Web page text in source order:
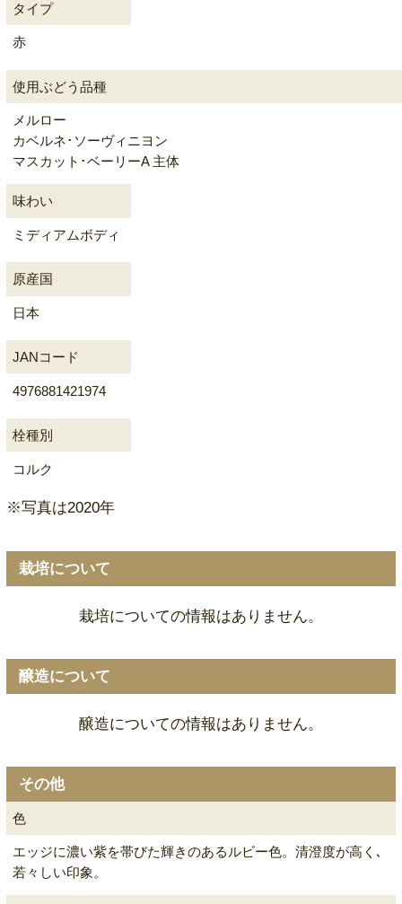
タイプ
赤
使用ぶどう品種
メルロー
カベルネ･ソーヴィニヨン
マスカット･ベーリーA 主体
味わい
ミディアムボディ
原産国
日本
JANコード
4976881421974
栓種別
コルク
※写真は2020年
栽培について
栽培についての情報はありません。
醸造について
醸造についての情報はありません。
その他
色
エッジに濃い紫を帯びた輝きのあるルビー色。清澄度が高く､
若々しい印象。